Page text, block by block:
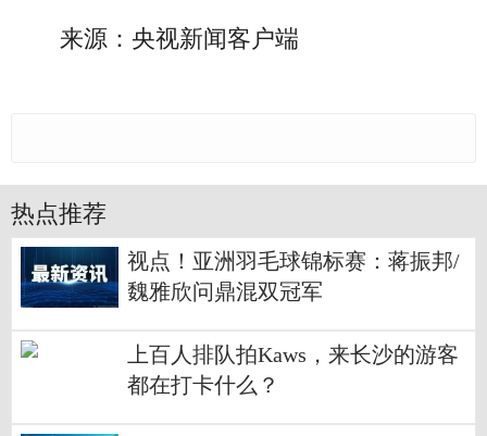
来源：央视新闻客户端
热点推荐
视点！亚洲羽毛球锦标赛：蒋振邦/
魏雅欣问鼎混双冠军
上百人排队拍Kaws，来长沙的游客
都在打卡什么？